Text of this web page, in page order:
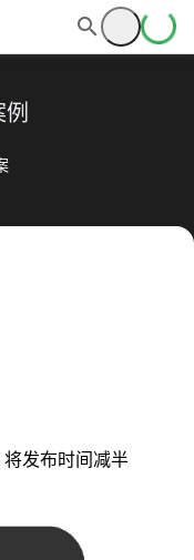
例
发布时间减半